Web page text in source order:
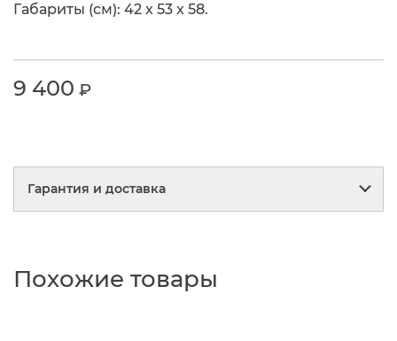
Габариты (см): 42 x 53 x 58.
9 400 ₽
Гарантия и доставка
Мы заботимся о своих покупателях,
Похожие товары